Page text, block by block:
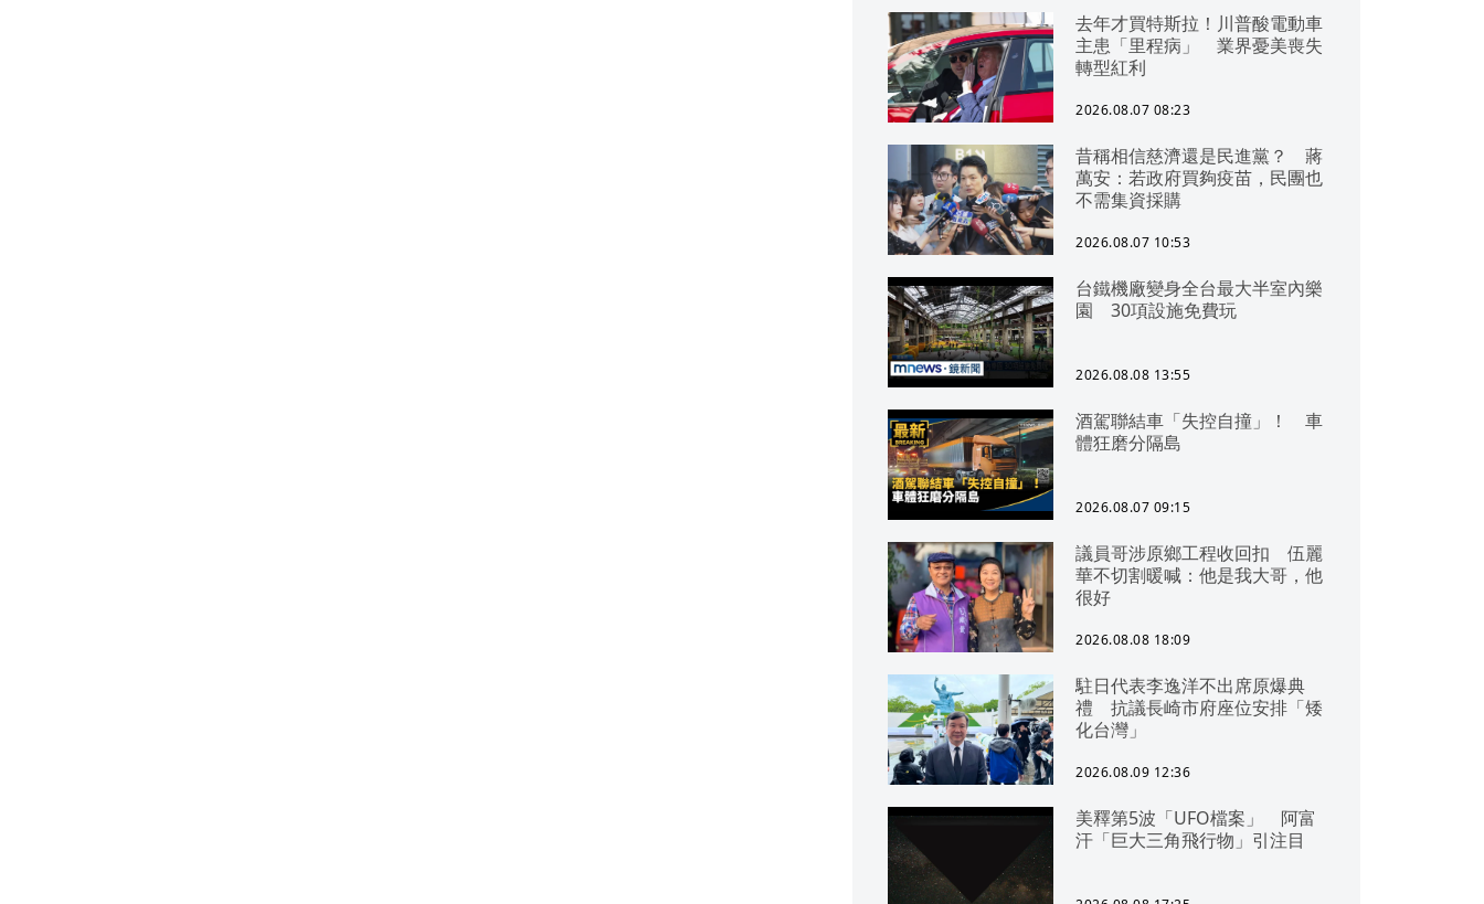
去年才買特斯拉！川普酸電動車
主患「里程病」 業界憂美喪失
轉型紅利
2026.08.07 08:23
昔稱相信慈濟還是民進黨？ 蔣
萬安：若政府買夠疫苗，民團也
不需集資採購
2026.08.07 10:53
台鐵機廠變身全台最大半室內樂
園 30項設施免費玩
2026.08.08 13:55
酒駕聯結車「失控自撞」！ 車
體狂磨分隔島
2026.08.07 09:15
議員哥涉原鄉工程收回扣 伍麗
華不切割暖喊：他是我大哥，他
很好
2026.08.08 18:09
駐日代表李逸洋不出席原爆典
禮 抗議長崎市府座位安排「矮
化台灣」
2026.08.09 12:36
美釋第5波「UFO檔案」 阿富
汗「巨大三角飛行物」引注目